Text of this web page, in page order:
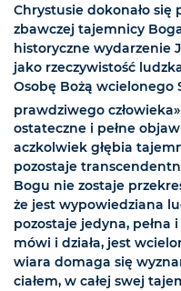
Chrystusie dokonało się
zbawczej tajemnicy
historyczne wydarzenie
jako rzeczywistość
Osobę Bożą wcielonego
prawdziwego człowieka»
ostateczne i pełne
aczkolwiek głębia
pozostaje
Bogu nie zostaje
że jest wypowiedziana
pozostaje jedyna, pełna
mówi i działa, jest
wiara domaga się
ciałem, w całej swej